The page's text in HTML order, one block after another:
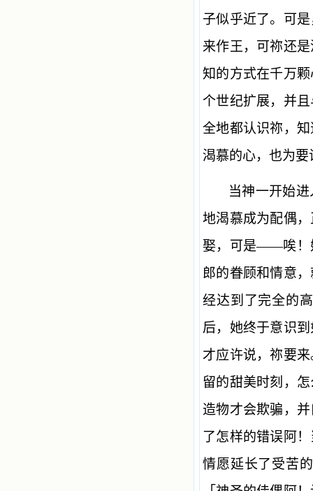
子似乎近了。可
来作王，可祢还
知的方式在千万
个世纪扩展，并
全地都认识祢，
渴慕的心，也为
当神一开始
地渴慕成为配偶
娶，可是——唉！
郎的眷顾和情意
经达到了完全的
后，她终于意识
才应许说，祢要
留的甜美时刻，
造物才会欺骗，
了怎样的错误阿
情愿延长了受苦